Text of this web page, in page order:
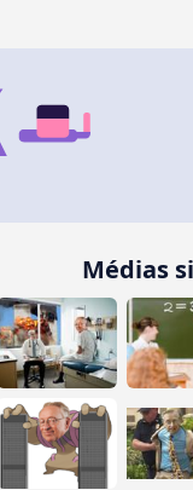
Médias